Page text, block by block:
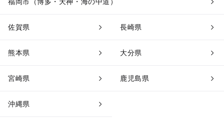
福岡市（博多・天神・海の中道）
佐賀県 長崎県
熊本県 大分県
宮崎県 鹿児島県
沖縄県